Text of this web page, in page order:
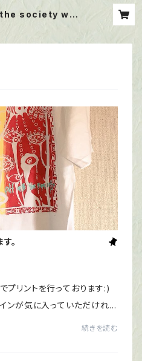
society web
。
リントを行っております:)
ンが気に入っていただけれ
続きを読む